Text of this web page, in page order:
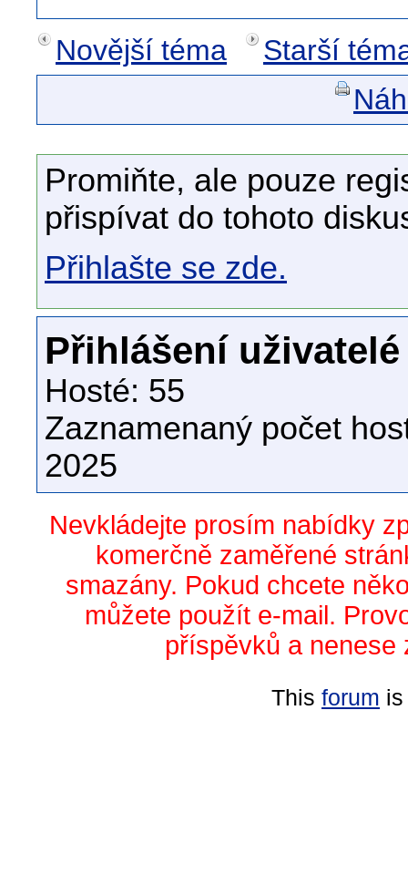
Novější téma
Starší
Promiňte, ale pouze
přispívat do tohoto
Přihlašte se zde.
Přihlášení uživatelé
Hosté: 55
Zaznamenaný počet
2025
Nevkládejte prosím nabídky
komerčně zaměřené
smazány. Pokud chcete
můžete použít e-mail.
příspěvků a nenese
This forum